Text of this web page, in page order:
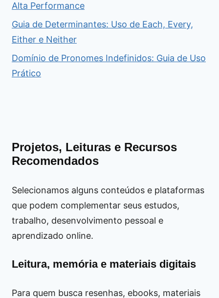
Alta Performance
Guia de Determinantes: Uso de Each, Every,
Either e Neither
Domínio de Pronomes Indefinidos: Guia de Uso
Prático
Projetos, Leituras e Recursos
Recomendados
Selecionamos alguns conteúdos e plataformas
que podem complementar seus estudos,
trabalho, desenvolvimento pessoal e
aprendizado online.
Leitura, memória e materiais digitais
Para quem busca resenhas, ebooks, materiais